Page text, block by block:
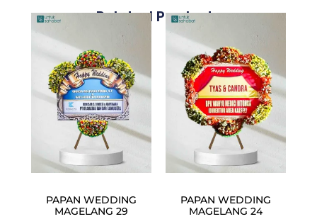
Related Products
PAPAN WEDDING
MAGELANG 29
PAPAN WEDDING
MAGELANG 24